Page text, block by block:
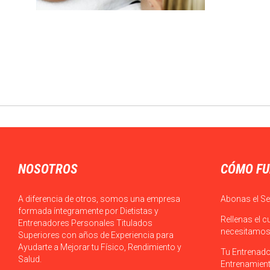
NOSOTROS
A diferencia de otros, somos una empresa
formada íntegramente por Dietistas y
Entrenadores Personales Titulados
Superiores con años de Experiencia para
Ayudarte a Mejorar tu Físico, Rendimiento y
Salud.
CÓMO
Abonas el
Rellenas el
Tu